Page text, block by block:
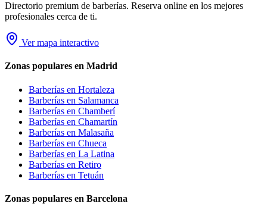
Directorio premium de barberías. Reserva online en los mejores
profesionales cerca de ti.
Ver mapa interactivo
Zonas populares en Madrid
Barberías en Hortaleza
Barberías en Salamanca
Barberías en Chamberí
Barberías en Chamartín
Barberías en Malasaña
Barberías en Chueca
Barberías en La Latina
Barberías en Retiro
Barberías en Tetuán
Zonas populares en Barcelona